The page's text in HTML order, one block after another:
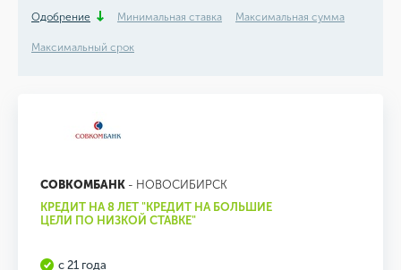
Одобрение Минимальная ставка Максимальная сумма
Максимальный срок
СОВКОМБАНК - НОВОСИБИРСК
КРЕДИТ НА 8 ЛЕТ "КРЕДИТ НА БОЛЬШИЕ
ЦЕЛИ ПО НИЗКОЙ СТАВКЕ"
с 21 года